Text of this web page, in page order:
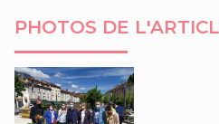
PHOTOS DE